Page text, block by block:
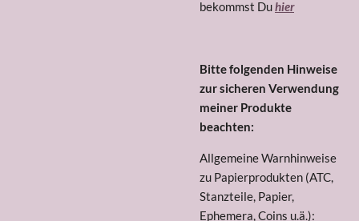
bekommst Duhier
Bitte folgenden Hinweise
zur sicheren Verwendung
meiner Produkte
beachten:
Allgemeine Warnhinweise
zu Papierprodukten (ATC,
Stanzteile, Papier,
Ephemera, Coins u.ä.):